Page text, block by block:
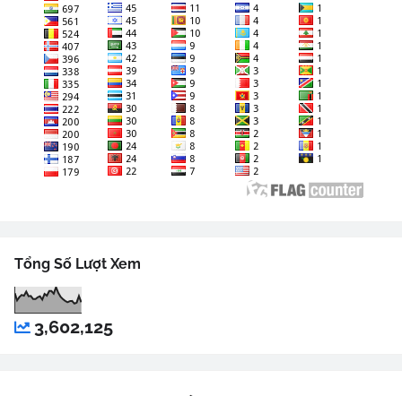
Tổng Số Lượt Xem
3,602,125